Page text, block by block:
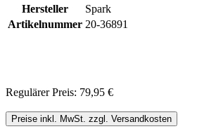
Hersteller
Spark
Artikelnummer 20-36891
Regulärer Preis: 79,95 €
Preise inkl. MwSt. zzgl. Versandkosten